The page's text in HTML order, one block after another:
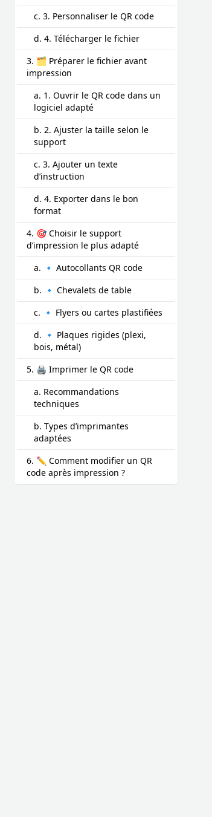
c. 3. Personnaliser le QR code
d. 4. Télécharger le fichier
3. 🗂️ Préparer le fichier avant
impression
a. 1. Ouvrir le QR code dans un
logiciel adapté
b. 2. Ajuster la taille selon le
support
c. 3. Ajouter un texte
d’instruction
d. 4. Exporter dans le bon
format
4. 🎯 Choisir le support
d’impression le plus adapté
a. 🔹 Autocollants QR code
b. 🔹 Chevalets de table
c. 🔹 Flyers ou cartes plastifiées
d. 🔹 Plaques rigides (plexi,
bois, métal)
5. 🖨️ Imprimer le QR code
a. Recommandations
techniques
b. Types d’imprimantes
adaptées
6. ✏️ Comment modifier un QR
code après impression ?